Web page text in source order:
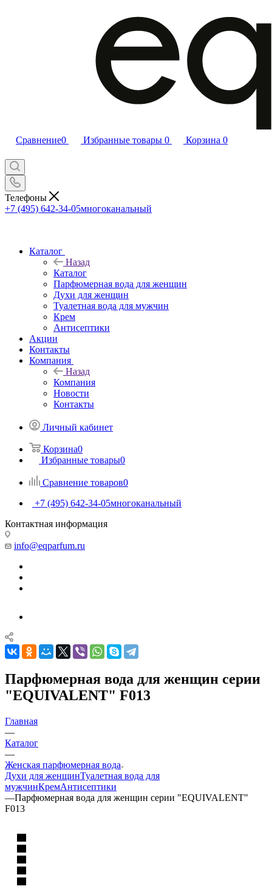
Сравнение0 Избранные товары 0 Корзина 0
Телефоны
+7 (495) 642-34-05многоканальный
Каталог
Назад
Каталог
Парфюмерная вода для женщин
Духи для женщин
Туалетная вода для мужчин
Крем
Антисептики
Акции
Контакты
Компания
Назад
Компания
Новости
Контакты
Личный кабинет
Корзина0
Избранные товары0
Сравнение товаров0
+7 (495) 642-34-05многоканальный
Контактная информация
info@eqparfum.ru
Парфюмерная вода для женщин серии
"EQUIVALENT" F013
Главная
—
Каталог
—
Женская парфюмерная вода
Духи для женщинТуалетная вода для
мужчинКремАнтисептики
—Парфюмерная вода для женщин серии "EQUIVALENT"
F013